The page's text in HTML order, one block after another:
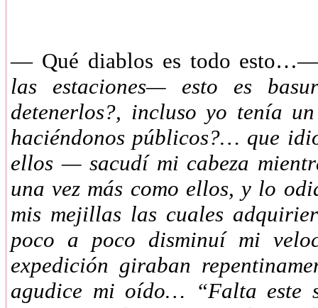
— Qué diablos es todo
las estaciones— esto es
detenerlos?, incluso yo tenía
haciéndonos públicos?… que
ellos — sacudí mi cabeza
una vez más como ellos, y lo
mis mejillas las cuales
poco a poco disminuí mi
expedición giraban
agudice mi oído… “Falta este